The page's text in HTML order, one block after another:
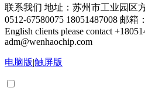
联系我们 地址：苏州市工业园区
0512-67580075 18051487008 邮箱
English clients please contact
adm@wenhaochip.com
电脑版|触屏版